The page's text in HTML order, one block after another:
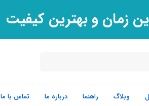
زمان و بهترین کیفیت
وبلاگ راهنما درباره ما تماس با ما